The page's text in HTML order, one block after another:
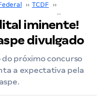
›› TCDF ››
iminente!
divulgado
próximo concurso
a expectativa pela